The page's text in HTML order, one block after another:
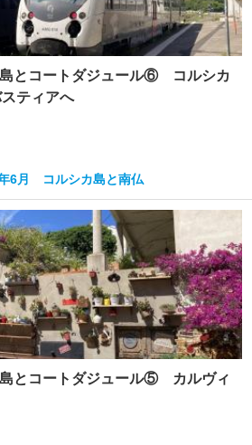
とコートダジュール⑥ コルシカ
ティアへ
6月 コルシカ島と南仏
とコートダジュール⑤ カルヴィ